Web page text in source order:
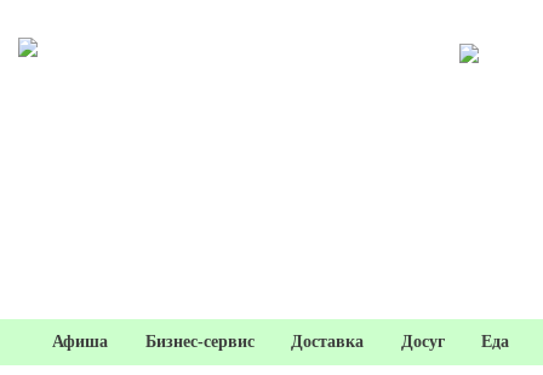
Афиша Бизнес-сервис Доставка Досуг Еда